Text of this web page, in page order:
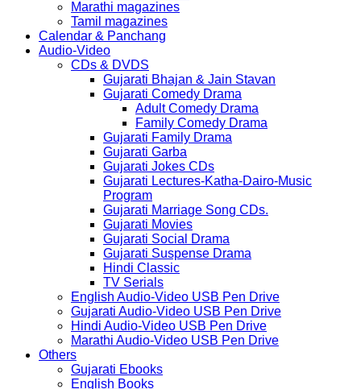
Marathi magazines
Tamil magazines
Calendar & Panchang
Audio-Video
CDs & DVDS
Gujarati Bhajan & Jain Stavan
Gujarati Comedy Drama
Adult Comedy Drama
Family Comedy Drama
Gujarati Family Drama
Gujarati Garba
Gujarati Jokes CDs
Gujarati Lectures-Katha-Dairo-Music
Program
Gujarati Marriage Song CDs.
Gujarati Movies
Gujarati Social Drama
Gujarati Suspense Drama
Hindi Classic
TV Serials
English Audio-Video USB Pen Drive
Gujarati Audio-Video USB Pen Drive
Hindi Audio-Video USB Pen Drive
Marathi Audio-Video USB Pen Drive
Others
Gujarati Ebooks
English Books